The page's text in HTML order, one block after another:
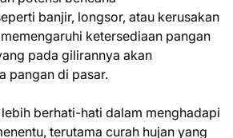
banjir, longsor, atau kerusakan
ketersediaan pangan
pada gilirannya akan
pangan di pasar.
berhati-hati dalam menghadapi
terutama curah hujan yang